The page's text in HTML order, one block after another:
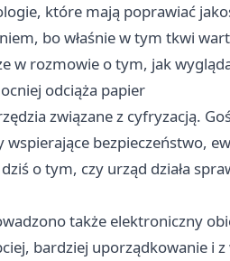
które mają poprawiać
bo właśnie w tym tkwi
w rozmowie o tym, jak
odciąża papier
związane z cyfryzacją.
bezpieczeństwo,
o tym, czy urząd działa
także elektroniczny
bardziej uporządkowanie i